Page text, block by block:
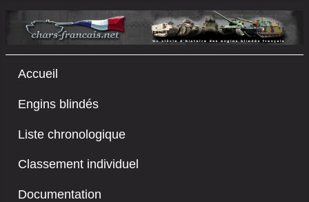
Accueil
Engins blindés
Liste chronologique
Classement individuel
Documentation